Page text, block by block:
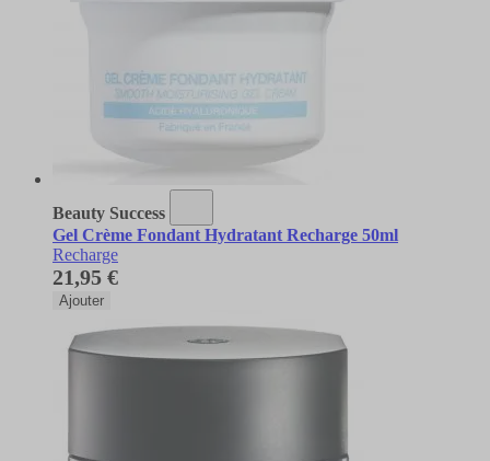
Beauty Success
Gel Crème Fondant Hydratant Recharge 50ml
Recharge
21,95 €
Ajouter